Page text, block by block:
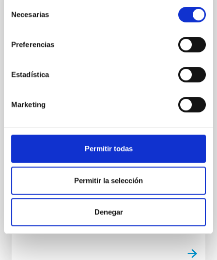
Necesarias
Preferencias
Estadística
Marketing
Permitir todas
Permitir la selección
Denegar
estructuras ocultas y un pasado turbulento
en una de las galaxias espirales más
Un equipo de investigación del Instituto de Astrofísica
ubicado en el Observatorio del Teide, ha obtenido las
tomadas de Malin 2, una de las galaxias espirales
observaciones ultraprofundas han revelado
emisiones estelares difusas y una llamativa
estructura alargada en forma de espiral, que apunta
también ha